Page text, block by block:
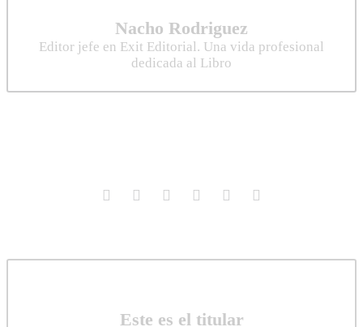
Nacho Rodriguez
Editor jefe en Exit Editorial. Una vida profesional
dedicada al Libro
Este es el titular